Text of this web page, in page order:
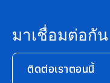
มาเชื่อมต่อกัน
ติดต่อเราตอนนี้